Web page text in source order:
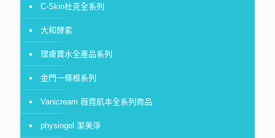
C-Skin杜克全系列
大和酵素
理膚寶水全產品系列
金門一條根系列
Vanicream 薇霓肌本全系列商品
physiogel 潔美淨